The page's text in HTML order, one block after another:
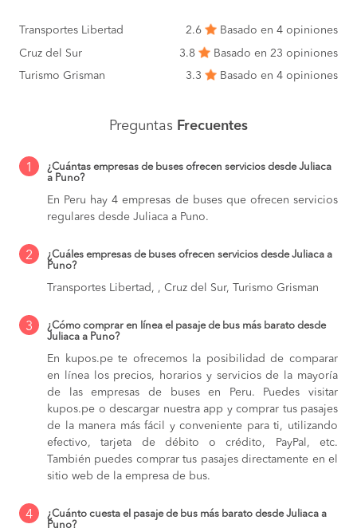
Transportes Libertad 2.6 Basado en 4 opiniones
Cruz del Sur 3.8
Basado en 23 opiniones
Turismo Grisman
3.3 Basado en 4 opiniones
Preguntas Frecuentes
1
¿Cuántas empresas de buses ofrecen servicios desde Juliaca
a Puno?
En Peru hay 4 empresas de buses que ofrecen servicios
regulares desde Juliaca a Puno.
2
¿Cuáles empresas de buses ofrecen servicios desde Juliaca a
Puno?
Transportes Libertad, , Cruz del Sur, Turismo Grisman
3
¿Cómo comprar en línea el pasaje de bus más barato desde
Juliaca a Puno?
En kupos.pe te ofrecemos la posibilidad de comparar
en línea los precios, horarios y servicios de la mayoría
de las empresas de buses en Peru. Puedes visitar
kupos.pe o descargar nuestra app y comprar tus pasajes
de la manera más fácil y conveniente para ti, utilizando
efectivo, tarjeta de débito o crédito, PayPal, etc.
También puedes comprar tus pasajes directamente en el
sitio web de la empresa de bus.
4
¿Cuánto cuesta el pasaje de bus más barato desde Juliaca a
Puno?